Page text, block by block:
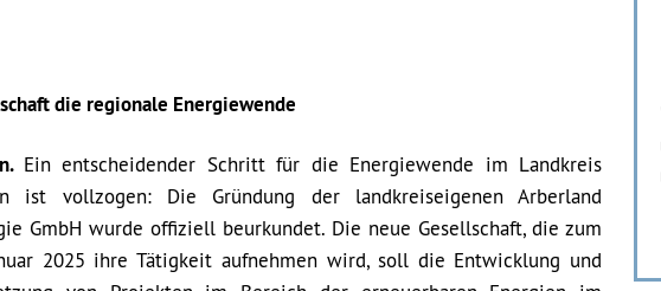
die regionale Energiewende
Ein entscheidender Schritt für die Energiewende im Landkreis
ist vollzogen: Die Gründung der landkreiseigenen Arberland
GmbH wurde offiziell beurkundet. Die neue Gesellschaft, die zum
2025 ihre Tätigkeit aufnehmen wird, soll die Entwicklung und